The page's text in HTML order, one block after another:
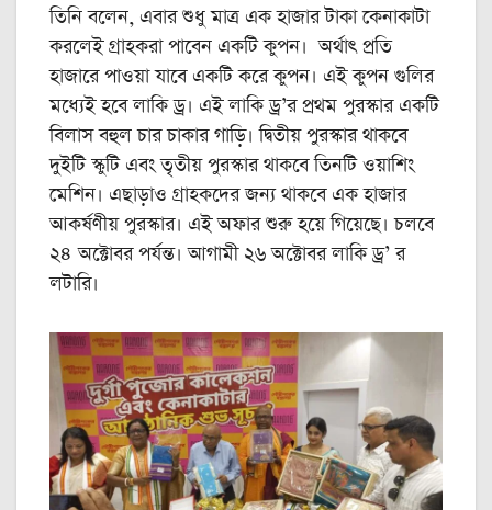
তিনি বলেন, এবার শুধু মাত্র এক হাজার টাকা কেনাকাটা
করলেই গ্রাহকরা পাবেন একটি কুপন। অর্থাৎ প্রতি
হাজারে পাওয়া যাবে একটি করে কুপন। এই কুপন গুলির
মধ্যেই হবে লাকি ড্র। এই লাকি ড্র’র প্রথম পুরস্কার একটি
বিলাস বহুল চার চাকার গাড়ি। দ্বিতীয় পুরস্কার থাকবে
দুইটি স্কুটি এবং তৃতীয় পুরস্কার থাকবে তিনটি ওয়াশিং
মেশিন। এছাড়াও গ্রাহকদের জন্য থাকবে এক হাজার
আকর্ষণীয় পুরস্কার। এই অফার শুরু হয়ে গিয়েছে। চলবে
২৪ অক্টোবর পর্যন্ত। আগামী ২৬ অক্টোবর লাকি ড্র’ র
লটারি।